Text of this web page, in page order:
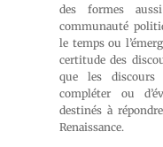
des formes
communauté
le temps ou
certitude des
que les
compléter ou
destinés à
Renaissance.